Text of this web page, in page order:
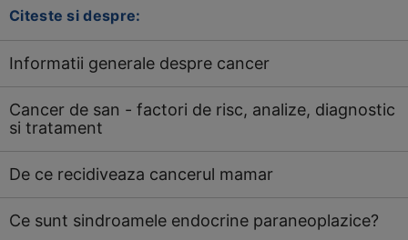
Citeste si despre:
Informatii generale despre cancer
Cancer de san - factori de risc, analize, diagnostic
si tratament
De ce recidiveaza cancerul mamar
Ce sunt sindroamele endocrine paraneoplazice?